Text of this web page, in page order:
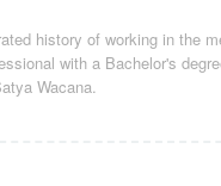
history of working in the
with a Bachelor's
Wacana.